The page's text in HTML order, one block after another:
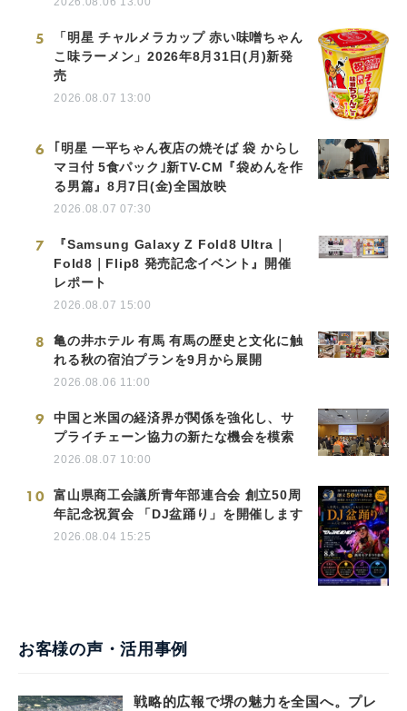
5
「明星 チャルメラカップ 赤い味噌ちゃん
こ味ラーメン」2026年8月31日(月)新発
売
2026.08.07 13:00
6
｢明星 一平ちゃん夜店の焼そば 袋 からし
マヨ付 5食パック｣新TV-CM『袋めんを作
る男篇』8月7日(金)全国放映
2026.08.07 07:30
7
『Samsung Galaxy Z Fold8 Ultra｜
Fold8｜Flip8 発売記念イベント』開催
レポート
2026.08.07 15:00
8
亀の井ホテル 有馬 有馬の歴史と文化に触
れる秋の宿泊プランを9月から展開
2026.08.06 11:00
9
中国と米国の経済界が関係を強化し、サ
プライチェーン協力の新たな機会を模索
2026.08.07 10:00
10
富山県商工会議所青年部連合会 創立50周
年記念祝賀会 「DJ盆踊り」を開催します
2026.08.04 15:25
お客様の声・活用事例
戦略的広報で堺の魅力を全国へ。プレ